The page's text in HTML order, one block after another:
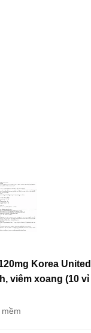
Korea
viêm xoang (10 vỉ